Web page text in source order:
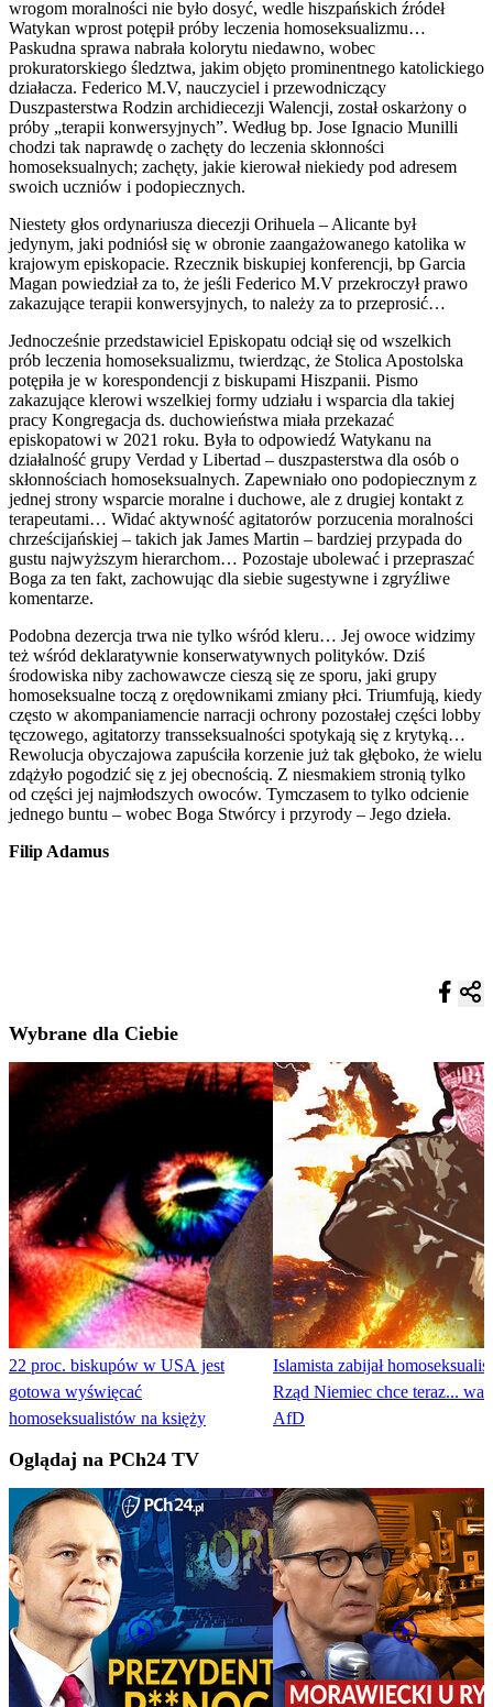
wrogom moralności nie było dosyć, wedle hiszpańskich źródeł
Watykan wprost potępił próby leczenia homoseksualizmu…
Paskudna sprawa nabrała kolorytu niedawno, wobec
prokuratorskiego śledztwa, jakim objęto prominentnego katolickiego
działacza. Federico M.V, nauczyciel i przewodniczący
Duszpasterstwa Rodzin archidiecezji Walencji, został oskarżony o
próby „terapii konwersyjnych”. Według bp. Jose Ignacio Munilli
chodzi tak naprawdę o zachęty do leczenia skłonności
homoseksualnych; zachęty, jakie kierował niekiedy pod adresem
swoich uczniów i podopiecznych.
Niestety głos ordynariusza diecezji Orihuela – Alicante był
jedynym, jaki podniósł się w obronie zaangażowanego katolika w
krajowym episkopacie. Rzecznik biskupiej konferencji, bp Garcia
Magan powiedział za to, że jeśli Federico M.V przekroczył prawo
zakazujące terapii konwersyjnych, to należy za to przeprosić…
Jednocześnie przedstawiciel Episkopatu odciął się od wszelkich
prób leczenia homoseksualizmu, twierdząc, że Stolica Apostolska
potępiła je w korespondencji z biskupami Hiszpanii. Pismo
zakazujące klerowi wszelkiej formy udziału i wsparcia dla takiej
pracy Kongregacja ds. duchowieństwa miała przekazać
episkopatowi w 2021 roku. Była to odpowiedź Watykanu na
działalność grupy Verdad y Libertad – duszpasterstwa dla osób o
skłonnościach homoseksualnych. Zapewniało ono podopiecznym z
jednej strony wsparcie moralne i duchowe, ale z drugiej kontakt z
terapeutami… Widać aktywność agitatorów porzucenia moralności
chrześcijańskiej – takich jak James Martin – bardziej przypada do
gustu najwyższym hierarchom… Pozostaje ubolewać i przepraszać
Boga za ten fakt, zachowując dla siebie sugestywne i zgryźliwe
komentarze.
Podobna dezercja trwa nie tylko wśród kleru… Jej owoce widzimy
też wśród deklaratywnie konserwatywnych polityków. Dziś
środowiska niby zachowawcze cieszą się ze sporu, jaki grupy
homoseksualne toczą z orędownikami zmiany płci. Triumfują, kiedy
często w akompaniamencie narracji ochrony pozostałej części lobby
tęczowego, agitatorzy transseksualności spotykają się z krytyką…
Rewolucja obyczajowa zapuściła korzenie już tak głęboko, że wielu
zdążyło pogodzić się z jej obecnością. Z niesmakiem stronią tylko
od części jej najmłodszych owoców. Tymczasem to tylko odcienie
jednego buntu – wobec Boga Stwórcy i przyrody – Jego dzieła.
Filip Adamus
Wybrane dla Ciebie
22 proc. biskupów w USA jest
gotowa wyświęcać
homoseksualistów na księży
Islamista zabijał
Rząd Niemiec chce teraz...
AfD
Oglądaj na PCh24 TV